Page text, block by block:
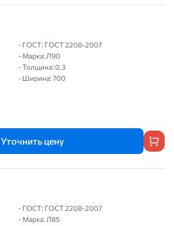
- ГОСТ: ГОСТ 2208-2007
- Марка: Л90
- Толщина: 0.3
- Ширина: 700
Уточнить цену
- ГОСТ: ГОСТ 2208-2007
- Марка: Л85